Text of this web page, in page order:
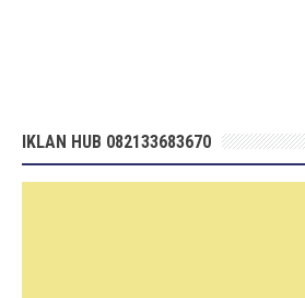
IKLAN HUB 082133683670